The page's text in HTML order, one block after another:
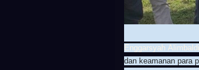
Enggarsyah
dan keamanan para